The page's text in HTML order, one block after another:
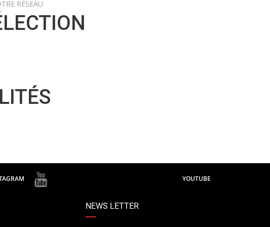
RÉSEAU
YOUTUBE
NEWS LETTER